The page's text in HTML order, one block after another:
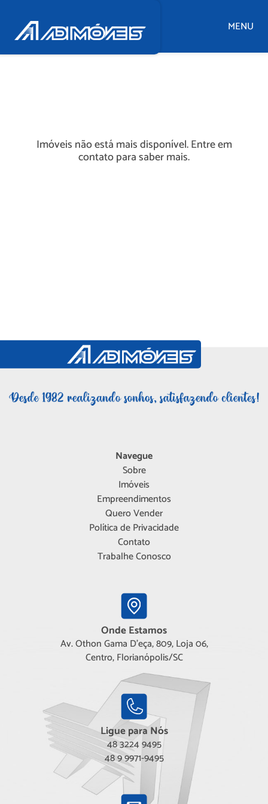
MENU
Imóveis não está mais disponível. Entre em
contato para saber mais.
Navegue
Sobre
Imóveis
Empreendimentos
Quero Vender
Política de Privacidade
Contato
Trabalhe Conosco
Onde Estamos
Av. Othon Gama D'eça, 809, Loja 06,
Centro, Florianópolis/SC
Ligue para Nós
48 3224 9495
48 9 9971-9495